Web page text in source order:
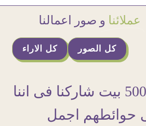
عملائنا و صور اعمالنا
كل الاراء كل الصور
اكتر من 5000 بيت شاركنا فى اننا
حوائطهم اجمل